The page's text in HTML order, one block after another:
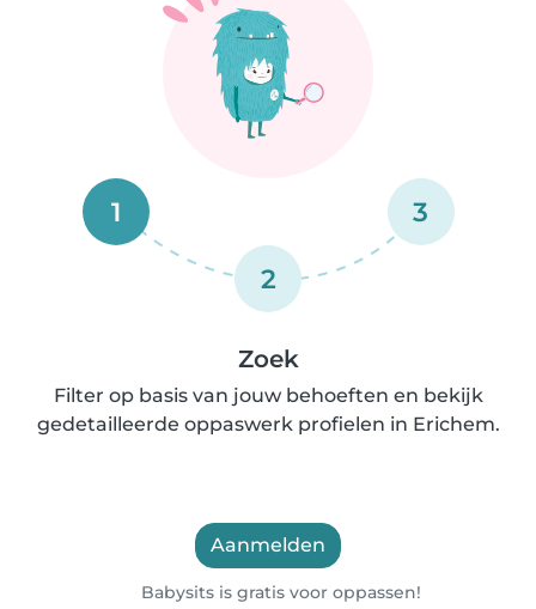
1
2
3
Zoek
Filter op basis van jouw behoeften en bekijk
gedetailleerde oppaswerk profielen in Erichem.
Aanmelden
Babysits is gratis voor oppassen!